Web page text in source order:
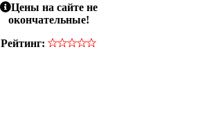
Цены на сайте не
окончательные!
Рейтинг: